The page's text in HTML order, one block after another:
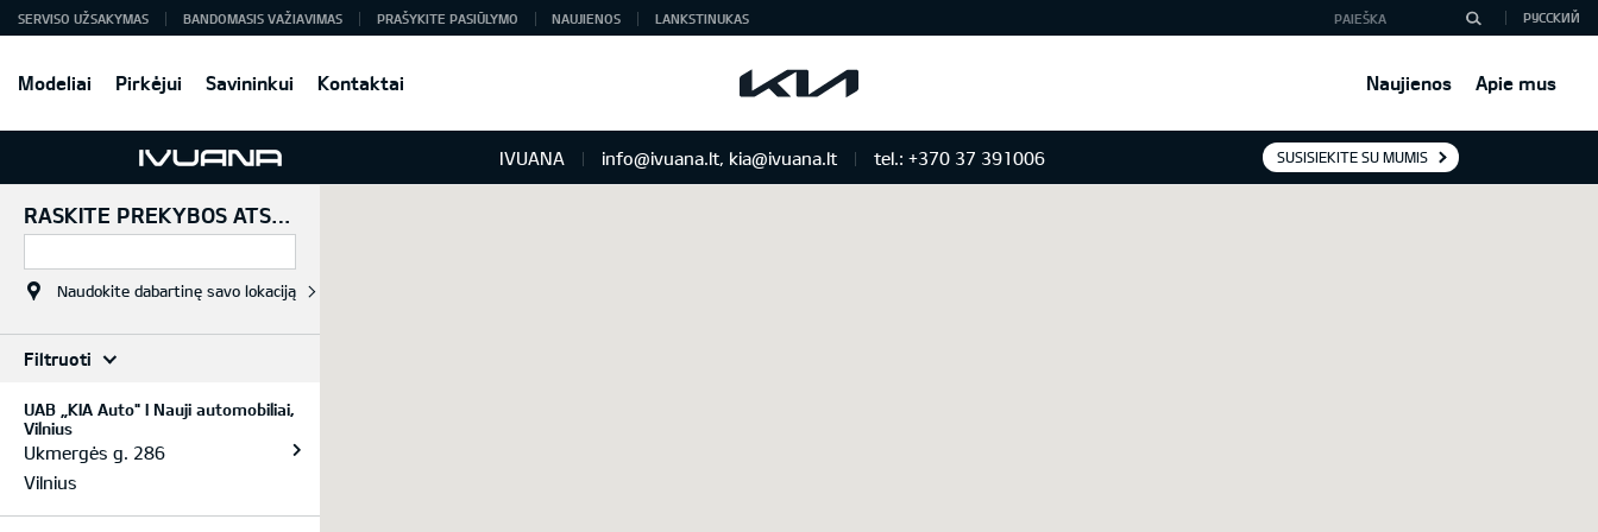
Modeliai Pirkėjui Savininkui Kontaktai Naujienos Apie mus
SERVISO UŽSAKYMAS BANDOMASIS VAŽIAVIMAS PRAŠYKITE PASIŪLYMO NAUJIENOS LANKSTINUKAS РУССКИЙ
IVUANA info@ivuana.lt, kia@ivuana.lt tel.: +370 37 391006 SUSISIEKITE SU MUMIS
RASKITE PREKYBOS ATSTOVĄ
Naudokite dabartinę savo lokaciją
Filtruoti
Partneriai
SERVISAS
UAB „KIA Auto" I Nauji automobiliai,
Vilnius
Ukmergės g. 286
Vilnius